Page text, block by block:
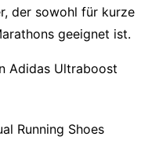
der sowohl für kurze
geeignet ist.
Adidas Ultraboost
Running Shoes